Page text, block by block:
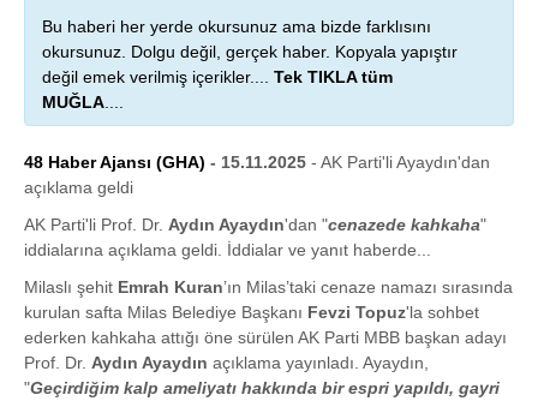
Bu haberi her yerde okursunuz ama bizde farklısını
okursunuz. Dolgu değil, gerçek haber. Kopyala yapıştır
değil emek verilmiş içerikler.... Tek TIKLA tüm
MUĞLA
48 Haber Ajansı (GHA) - 15.11.2025 - AK Parti'li Ayaydın'dan
açıklama geldi
AK Parti'li Prof. Dr. Aydın Ayaydın'dan "cenazede kahkaha"
iddialarına açıklama geldi. İddialar ve yanıt haberde...
Milaslı şehit Emrah Kuran’ın Milas’taki cenaze namazı sırasında
kurulan safta Milas Belediye Başkanı Fevzi Topuz'la sohbet
ederken kahkaha attığı öne sürülen AK Parti MBB başkan adayı
Prof. Dr. Aydın Ayaydın açıklama yayınladı. Ayaydın,
"Geçirdiğim kalp ameliyatı hakkında bir espri yapıldı, gayri